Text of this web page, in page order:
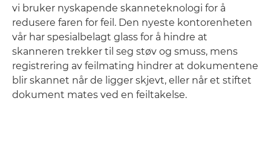
vi bruker nyskapende skanneteknologi for å
redusere faren for feil. Den nyeste kontorenheten
vår har spesialbelagt glass for å hindre at
skanneren trekker til seg støv og smuss, mens
registrering av feilmating hindrer at dokumentene
blir skannet når de ligger skjevt, eller når et stiftet
dokument mates ved en feiltakelse.